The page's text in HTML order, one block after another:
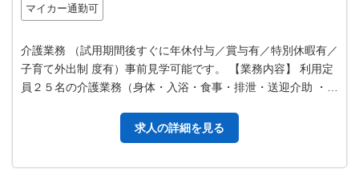
マイカー通勤可
介護業務 （試用期間後すぐに年休付与／賞与有／特別休暇有／
子育て外出制 度有）事前見学可能です。 【業務内容】 利用定
員２５名の介護業務（身体・入浴・食事・排泄・送迎介助 ・見
求人の詳細を見る